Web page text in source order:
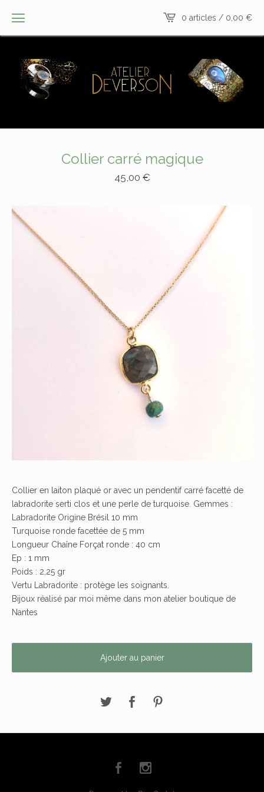
0 articles / 0,00 €
Collier carré magique
45,00 €
Collier en laiton plaqué or avec un pendentif carré facetté de
labradorite serti clos et une perle de turquoise. Gemmes :
Labradorite Origine Brésil 10 mm
Turquoise ronde facettée de 5 mm
Longueur Chaîne Forçat ronde : 40 cm
Ep : 1 mm
Poids : 2,25 gr
Vertu Labradorite : protège les soignants.
Bijoux réalisé par moi même dans mon atelier boutique de
Nantes
Ajouter au panier